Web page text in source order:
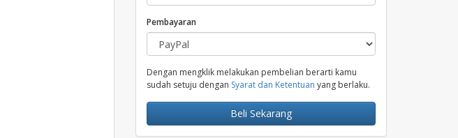
Pembayaran
Dengan mengklik melakukan pembelian berarti kamu
sudah setuju dengan Syarat dan Ketentuan yang berlaku.
Beli Sekarang